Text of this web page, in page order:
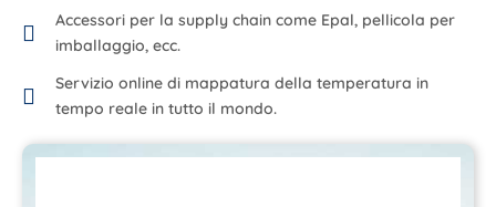
Accessori per la supply chain come Epal, pellicola per
imballaggio, ecc.
Servizio online di mappatura della temperatura in
tempo reale in tutto il mondo.